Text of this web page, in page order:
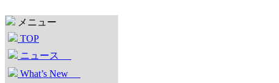
メニュー
TOP
ニュース
What’s New